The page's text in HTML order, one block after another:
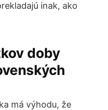
inak, ako
doby
má výhodu, že